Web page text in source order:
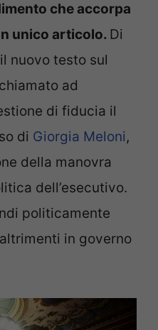
che accorpa
unico articolo. Di
nuovo testo sul
ad
di fiducia il
di Giorgia Meloni,
della manovra
dell’esecutivo.
politicamente
in governo